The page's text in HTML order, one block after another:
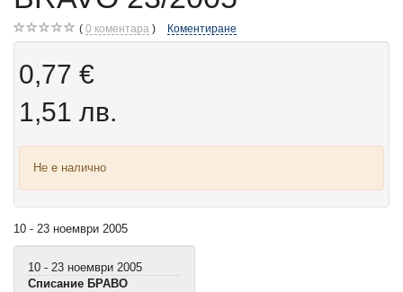
0 коментара Коментиране
0,77 €
1,51 лв.
Не е налично
10 - 23 ноември 2005
10 - 23 ноември 2005
Списание БРАВО